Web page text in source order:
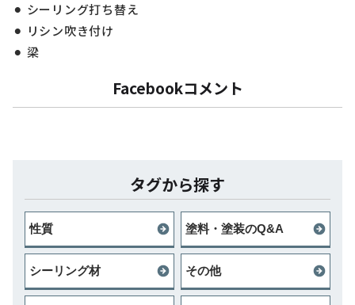
シーリング打ち替え
リシン吹き付け
梁
Facebookコメント
タグから探す
性質 塗料・塗装のQ&A
シーリング材 その他